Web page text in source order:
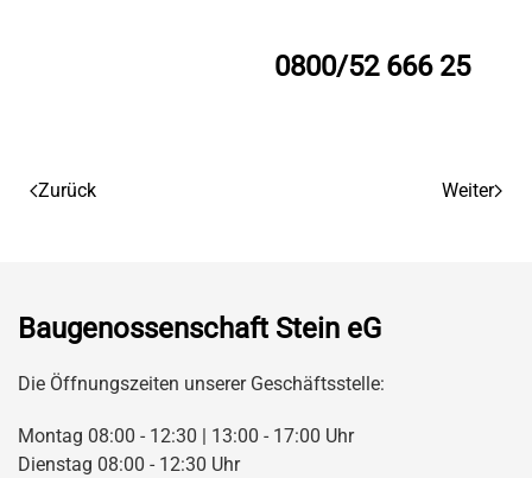
0800/52 666 25
Zurück Weiter
Baugenossenschaft Stein eG
Die Öffnungszeiten unserer Geschäftsstelle:
Montag 08:00 - 12:30 | 13:00 - 17:00 Uhr
Dienstag 08:00 - 12:30 Uhr